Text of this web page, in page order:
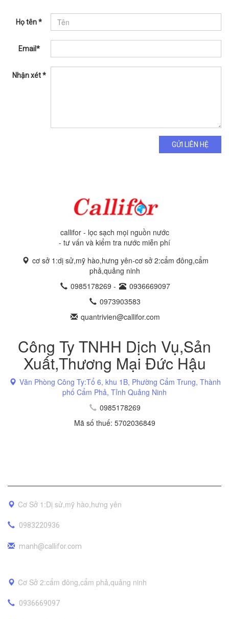
Họ tên *
Email*
Nhận xét *
GỬI LIÊN HỆ
callifor - lọc sạch mọi nguồn nước
- tư vấn và kiểm tra nước miễn phí
cơ sở 1:dị sử,mỹ hào,hưng yên-cơ sở 2:cẩm đông,cẩm
phả,quảng ninh
0985178269 -
0936669097
0973903583
quantrivien@callifor.com
Công Ty TNHH Dịch Vụ,Sản
Xuất,Thương Mại Đức Hậu
Văn Phòng Công Ty:Tổ 6, khu 1B, Phường Cẩm Trung, Thành
phố Cẩm Phả, Tỉnh Quảng Ninh
0985178269
Mã số thuế: 5702036849
Cơ Sở 1:Dị sử,mỹ hào,hưng yên
0983220936
manh@callifor.com
Cơ Sở 2:cẩm đông,cẩm phả,quảng ninh
0936669097